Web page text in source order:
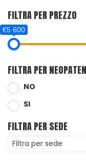
FILTRA PER PREZZO
€5 600
FILTRA PER
NO
SI
FILTRA PER SEDE
Filtra per sede